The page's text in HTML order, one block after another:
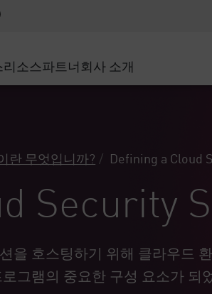
션
비스 에지(SASE)
통신사
리소스이벤트 및 웨비나
파트너 Google Cloud Platform
회사 소개
란 무엇입니까? Defining a Cloud
Security
을 호스팅하기 위해 클라우드
그램의 중요한 구성 요소가 되